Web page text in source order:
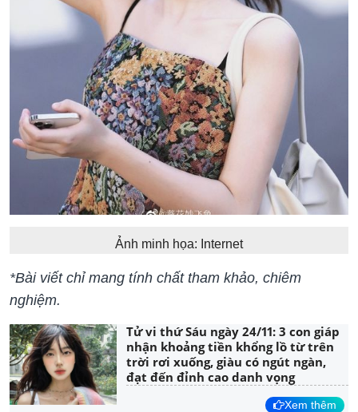
Ảnh minh họa: Internet
*Bài viết chỉ mang tính chất tham khảo, chiêm
nghiệm.
Tử vi thứ Sáu ngày 24/11: 3 con giáp
nhận khoảng tiền khổng lồ từ trên
trời rơi xuống, giàu có ngút ngàn,
đạt đến đỉnh cao danh vọng
Xem thêm